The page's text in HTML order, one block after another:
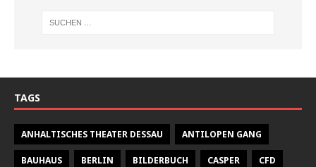
TAGS
ANHALTISCHES THEATER DESSAU ANTILOPEN GANG
BAUHAUS BERLIN BILDERBUCH CASPER CFD